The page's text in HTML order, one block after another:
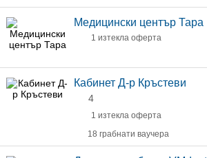
Медицински център Тара
1 изтекла оферта
Кабинет Д-р Кръстеви
4
1 изтекла оферта
18 грабнати ваучера